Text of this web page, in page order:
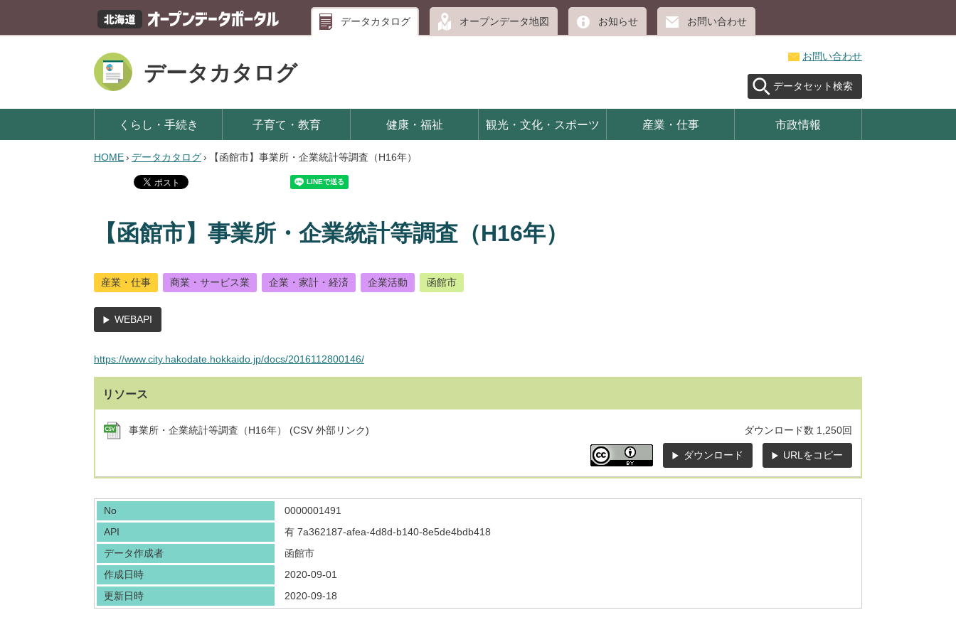
データカタログ オープンデータ地図 お知らせ お問い合わせ
データカタログ
お問い合わせ
データセット検索
くらし・手続き 子育て・教育 健康・福祉 観光・文化・スポーツ 産業・仕事 市政情報
HOME› データカタログ› 【函館市】事業所・企業統計等調査（H16年）
【函館市】事業所・企業統計等調査（H16年）
産業・仕事 商業・サービス業 企業・家計・経済 企業活動 函館市
WEBAPI
https://www.city.hakodate.hokkaido.jp/docs/2016112800146/
リソース
事業所・企業統計等調査（H16年） (CSV 外部リンク) ダウンロード数 1,250回
ダウンロード URLをコピー
No
0000001491
API
有 7a362187-afea-4d8d-b140-8e5de4bdb418
データ作成者
函館市
作成日時
2020-09-01
更新日時
2020-09-18